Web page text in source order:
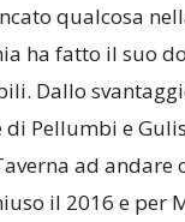
qualcosa
ha fatto il suo
Dallo
di Pellumbi e
ad andare
il 2016 e per